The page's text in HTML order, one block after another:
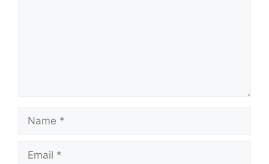
Name
Email